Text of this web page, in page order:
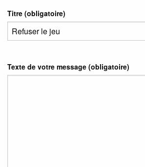
Titre (obligatoire)
Texte de votre message (obligatoire)